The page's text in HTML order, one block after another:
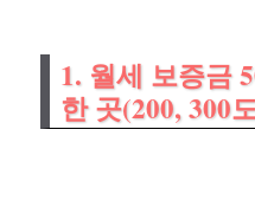
1. 월세 보증금
한 곳(200, 300